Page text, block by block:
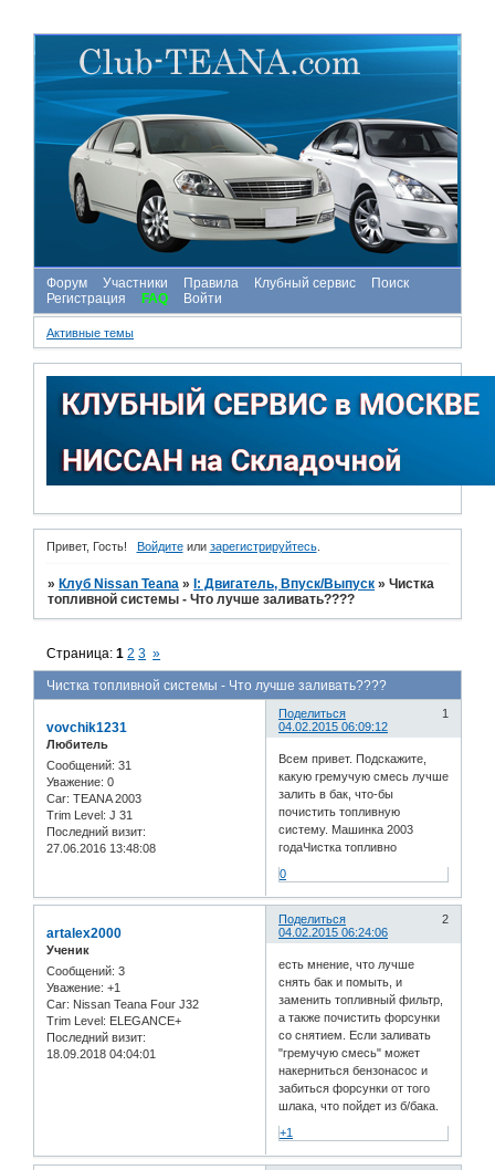
Форум Участники Правила Клубный сервис
Поиск
Регистрация
FAQ Войти
Активные темы
Привет, Гость! Войдитеили зарегистрируйтесь.
» Клуб Nissan Teana » I: Двигатель, Впуск/Выпуск »Чистка
топливной системы - Что лучше заливать????
Чистка топливной системы - Что лучше заливать????
Страница:1 2 3 »
Поделиться
1
04.02.2015 06:09:12
vovchik1231
Любитель
Сообщений: 31
Уважение: 0
Car: TEANA 2003
Trim Level: J 31
Последний визит:
27.06.2016 13:48:08
Всем привет. Подскажите,
какую гремучую смесь лучше
залить в бак, что-бы
почистить топливную
систему. Машинка 2003
годаЧистка топливно
0
Поделиться
2
04.02.2015 06:24:06
artalex2000
Ученик
Сообщений: 3
Уважение: +1
Car: Nissan Teana Four J32
Trim Level: ELEGANCE+
Последний визит:
18.09.2018 04:04:01
есть мнение, что лучше
снять бак и помыть, и
заменить топливный фильтр,
а также почистить форсунки
со снятием. Если заливать
"гремучую смесь" может
накерниться бензонасос и
забиться форсунки от того
шлака, что пойдет из б/бака.
+1